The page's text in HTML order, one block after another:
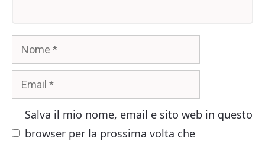
Nome
Email
Salva il mio nome, email e sito web in questo
browser per la prossima volta che